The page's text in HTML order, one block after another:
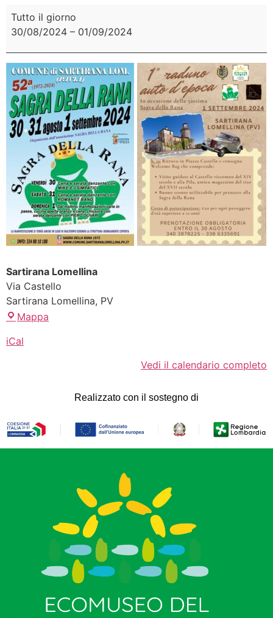
Tutto il giorno
30/08/2024 – 01/09/2024
Sartirana Lomellina
Via Castello
Sartirana Lomellina, PV
Mappa
iCal
Vedi il calendario completo
Realizzato con il sostegno di